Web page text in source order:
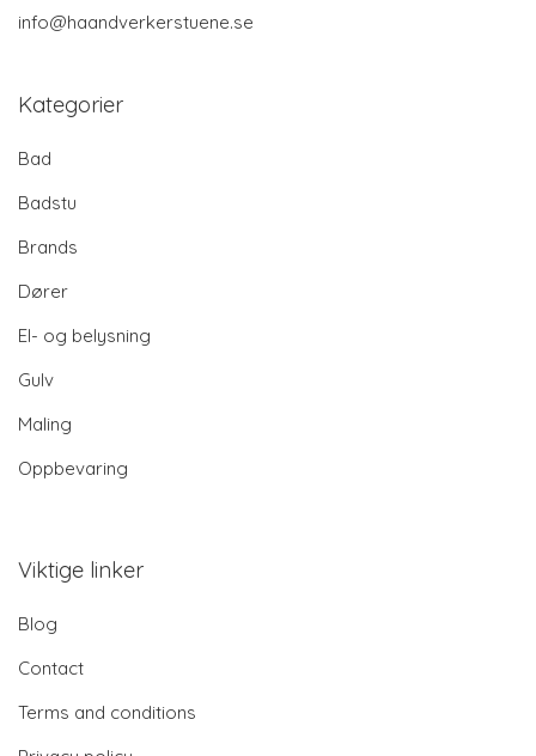
info@haandverkerstuene.se
Kategorier
Bad
Badstu
Brands
Dører
El- og belysning
Gulv
Maling
Oppbevaring
Viktige linker
Blog
Contact
Terms and conditions